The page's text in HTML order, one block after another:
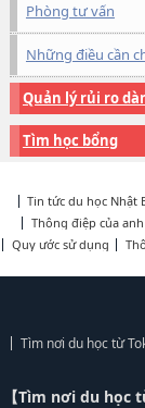
Phòng tư vấn
Những điều cần
Quản lý rủi ro
Tìm học bổng
Tin tức du học Nhật
Thông điệp của
Quy ước sử dụng
Tìm nơi du học từ
【Tìm nơi du học